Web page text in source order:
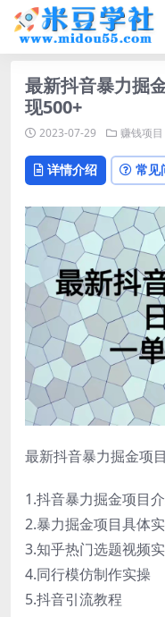
最新抖音暴力掘
现500+
2023-07-29 赚钱项目
详情介绍 常见
最新抖音暴力掘金项
1.抖音暴力掘金项目
2.暴力掘金项目具体
3.知乎热门选题视频
4.同行模仿制作实操
5.抖音引流教程